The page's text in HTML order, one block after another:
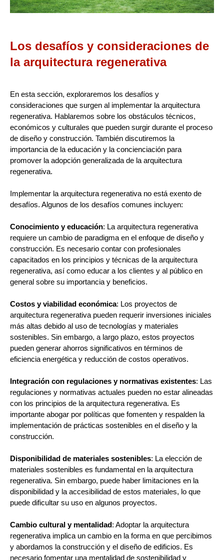
Los desafíos y consideraciones de
la arquitectura regenerativa
En esta sección, exploraremos los desafíos y
consideraciones que surgen al implementar la arquitectura
regenerativa. Hablaremos sobre los obstáculos técnicos,
económicos y culturales que pueden surgir durante el proceso
de diseño y construcción. También discutiremos la
importancia de la educación y la concienciación para
promover la adopción generalizada de la arquitectura
regenerativa.
Implementar la arquitectura regenerativa no está exento de
desafíos. Algunos de los desafíos comunes incluyen:
Conocimiento y educación: La arquitectura regenerativa
requiere un cambio de paradigma en el enfoque de diseño y
construcción. Es necesario contar con profesionales
capacitados en los principios y técnicas de la arquitectura
regenerativa, así como educar a los clientes y al público en
general sobre su importancia y beneficios.
Costos y viabilidad económica: Los proyectos de
arquitectura regenerativa pueden requerir inversiones iniciales
más altas debido al uso de tecnologías y materiales
sostenibles. Sin embargo, a largo plazo, estos proyectos
pueden generar ahorros significativos en términos de
eficiencia energética y reducción de costos operativos.
Integración con regulaciones y normativas existentes: Las
regulaciones y normativas actuales pueden no estar alineadas
con los principios de la arquitectura regenerativa. Es
importante abogar por políticas que fomenten y respalden la
implementación de prácticas sostenibles en el diseño y la
construcción.
Disponibilidad de materiales sostenibles: La elección de
materiales sostenibles es fundamental en la arquitectura
regenerativa. Sin embargo, puede haber limitaciones en la
disponibilidad y la accesibilidad de estos materiales, lo que
puede dificultar su uso en algunos proyectos.
Cambio cultural y mentalidad: Adoptar la arquitectura
regenerativa implica un cambio en la forma en que percibimos
y abordamos la construcción y el diseño de edificios. Es
necesario fomentar una mentalidad de sostenibilidad y